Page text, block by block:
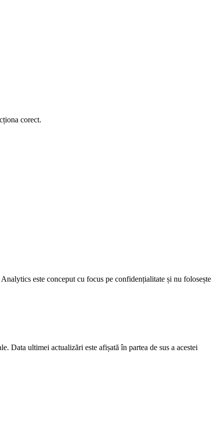
corect.
este conceput cu focus pe confidențialitate și nu folosește
Data ultimei actualizări este afișată în partea de sus a acestei